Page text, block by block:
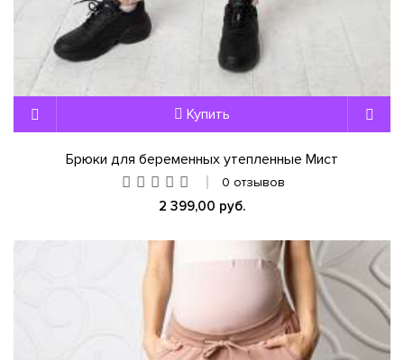
Купить
Брюки для беременных утепленные Мист
0 отзывов
2 399,00 руб.